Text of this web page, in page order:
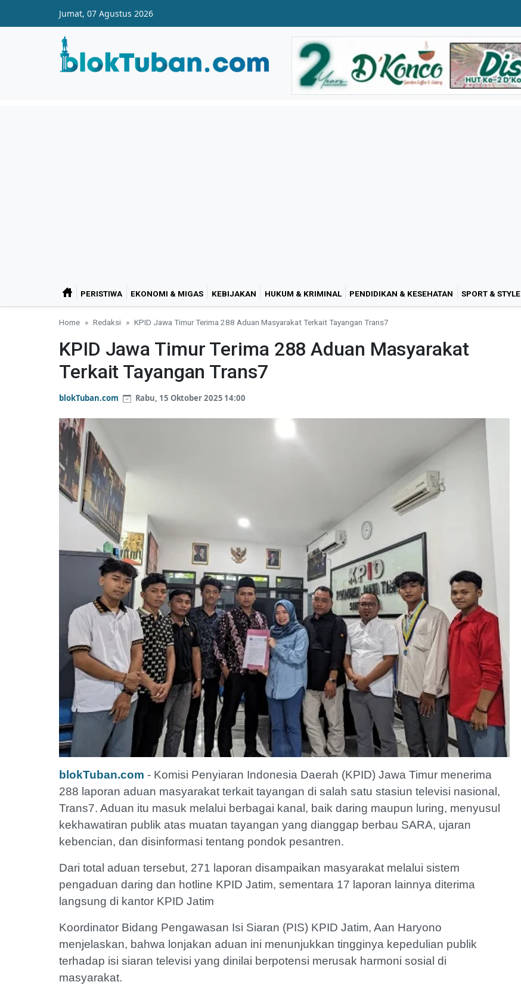
Jumat, 07 Agustus 2026
PERISTIWA EKONOMI & MIGAS KEBIJAKAN HUKUM & KRIMINAL PENDIDIKAN & KESEHATAN SPORT & STYLE
Home Redaksi KPID Jawa Timur Terima 288 Aduan Masyarakat Terkait Tayangan Trans7
KPID Jawa Timur Terima 288 Aduan Masyarakat
Terkait Tayangan Trans7
blokTuban.com Rabu, 15 Oktober 2025 14:00
blokTuban.com - Komisi Penyiaran Indonesia Daerah (KPID) Jawa Timur menerima
288 laporan aduan masyarakat terkait tayangan di salah satu stasiun televisi nasional,
Trans7. Aduan itu masuk melalui berbagai kanal, baik daring maupun luring, menyusul
kekhawatiran publik atas muatan tayangan yang dianggap berbau SARA, ujaran
kebencian, dan disinformasi tentang pondok pesantren.
Dari total aduan tersebut, 271 laporan disampaikan masyarakat melalui sistem
pengaduan daring dan hotline KPID Jatim, sementara 17 laporan lainnya diterima
langsung di kantor KPID Jatim
Koordinator Bidang Pengawasan Isi Siaran (PIS) KPID Jatim, Aan Haryono
menjelaskan, bahwa lonjakan aduan ini menunjukkan tingginya kepedulian publik
terhadap isi siaran televisi yang dinilai berpotensi merusak harmoni sosial di
masyarakat.